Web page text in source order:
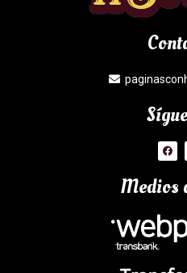
Medios